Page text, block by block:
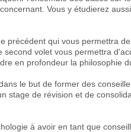
Vous y étudierez
qui vous permettra
volet vous permettra
en profondeur la philosophie
le but de former des
stage de révision et de
à avoir en tant que